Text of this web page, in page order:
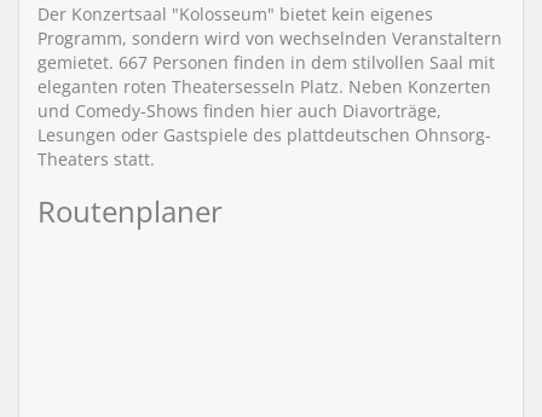
Der Konzertsaal "Kolosseum" bietet kein eigenes
Programm, sondern wird von wechselnden Veranstaltern
gemietet. 667 Personen finden in dem stilvollen Saal mit
eleganten roten Theatersesseln Platz. Neben Konzerten
und Comedy-Shows finden hier auch Diavorträge,
Lesungen oder Gastspiele des plattdeutschen Ohnsorg-
Theaters statt.
Routenplaner